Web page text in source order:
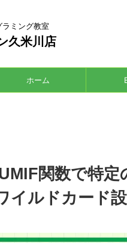
ラミング教室
久米川店
ホーム
関数で特
イルドカード